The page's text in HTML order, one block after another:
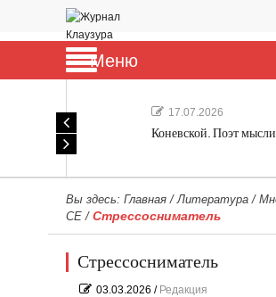
Меню
17.07.2026
Коневской. Поэт мысли
Вы здесь: Главная /Литература /
СЕ / Стрессосниматель
Стрессосниматель
03.03.2026 / Редакция